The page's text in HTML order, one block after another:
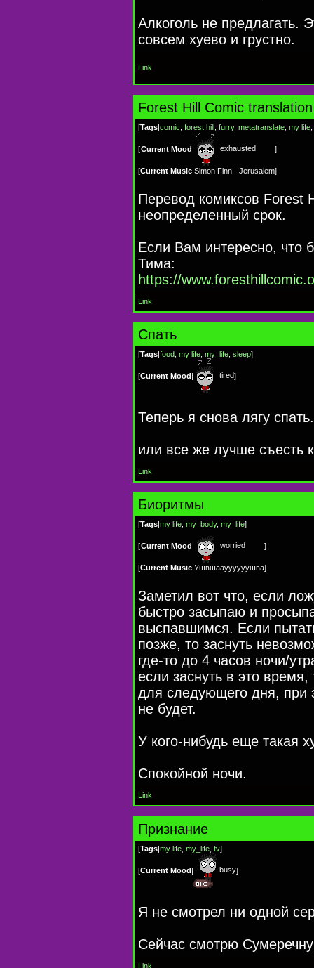
Алкоголь не предлагать.
совсем хуево и грустно.
Link
Forest Hill Comic
[Tags|comic forest hill furry, metatranslate my life
[Current Mood| exhausted ]
[Current Music|Simon Finn - Jerusalem]
Перевод комиксов Forest
неопределенный срок.
Если Вам интересно, что
Тима:
https://
Link
Cпать
[Tags|food my life my_life sleep]
[Current Mood| tired]
Теперь я снова лягу спать.
или все же лучше съесть
Link
Биоритмы
[Tags my life my_body, my_life]
[Current Mood worried ]
[Current Music Ушвшаауууууушва]
Заметил вот что, если
быстро засыпаю и
выспавшимся. Если
позже, то заснуть
где-то до 4 часов ночи/
если заснуть в это
для следующего дня, при
не будет.
У кого-нибудь еще такая
Спокойной ночи.
Link
Признание
[Tags|my life my_life tv]
[Current Mood| busy]
Я не смотрел ни одной
Сейчас смотрю
Link